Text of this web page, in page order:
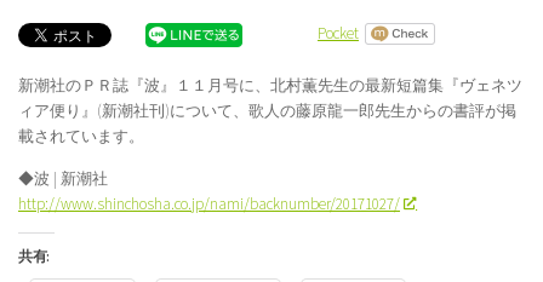
Pocket
新潮社のＰＲ誌『波』１１月号に、北村薫先生の最新短篇集『ヴェネツ
ィア便り』(新潮社刊)について、歌人の藤原龍一郎先生からの書評が掲
載されています。
◆波 | 新潮社
http://www.shinchosha.co.jp/nami/backnumber/20171027/
共有: